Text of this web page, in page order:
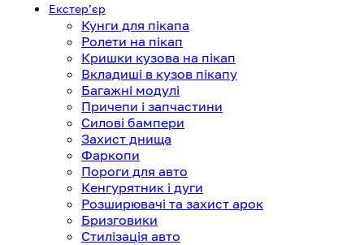
Екстерʼєр
Кунги для пікапа
Ролети на пікап
Кришки кузова на пікап
Вкладиші в кузов пікапу
Багажні модулі
Причепи і запчастини
Силові бампери
Захист днища
Фаркопи
Пороги для авто
Кенгурятник і дуги
Розширювачі та захист арок
Бризговики
Стилізація авто